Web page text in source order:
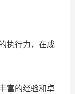
执行力，在成
富的经验和卓